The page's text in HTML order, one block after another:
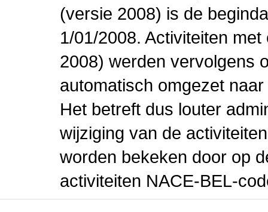
(versie 2008) is de
1/01/2008. Activiteiten
2008) werden vervolgens
automatisch omgezet
Het betreft dus louter
wijziging van de
worden bekeken door op
activiteiten NACE-BEL-